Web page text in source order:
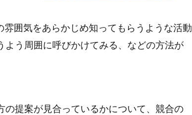
囲気をあらかじめ知ってもらうような活動
よう周囲に呼びかけてみる、などの方法が
の提案が見合っているかについて、競合の